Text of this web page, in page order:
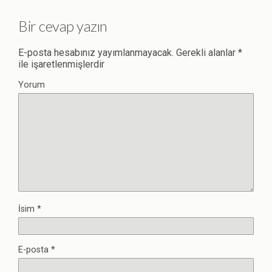
Bir cevap yazın
E-posta hesabınız yayımlanmayacak. Gerekli alanlar *
ile işaretlenmişlerdir
Yorum
İsim *
E-posta *